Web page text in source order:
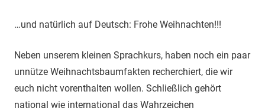
…und natürlich auf Deutsch: Frohe Weihnachten!!!
Neben unserem kleinen Sprachkurs, haben noch ein paar
unnütze Weihnachtsbaumfakten recherchiert, die wir
euch nicht vorenthalten wollen. Schließlich gehört
national wie international das Wahrzeichen